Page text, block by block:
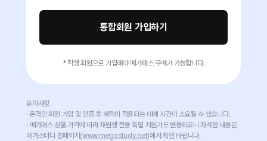
통합회원 가입하기
* 학생 회원으로 가입해야 메가패스 구매가 가능합니다.
유의사항
· 온라인 회원 가입 및 인증 후 혜택이 적용되는 데에 시간이 소요될 수 있습니다.
· 메가패스 상품 가격에 따라 재원생 전용 특별 지원가도 변동되오니 자세한 내용은
메가스터디 홈페이지 (www.megastudy.net)에서 확인 바랍니다.